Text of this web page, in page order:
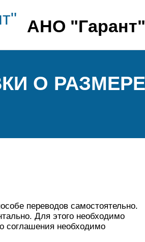
АНО "Гарант"
О
переводов самостоятельно.
Для этого необходимо
соглашения необходимо